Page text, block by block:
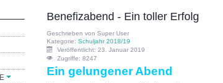
Benefizabend - Ein toller Erfolg
Geschrieben von Super User
Kategorie: Schuljahr 2018/19
Veröffentlicht: 23. Januar 2019
Zugriffe: 8247
Ein gelungener Abend